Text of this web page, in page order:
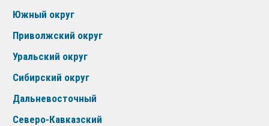
Южный округ
Приволжский округ
Уральский округ
Сибирский округ
Дальневосточный
Северо-Кавказский